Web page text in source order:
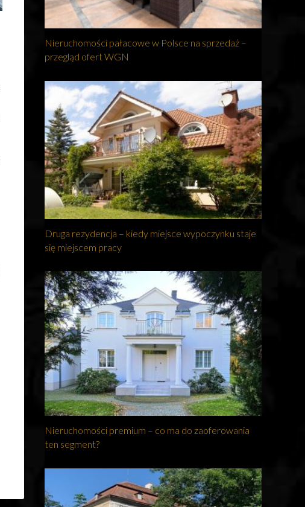
Nieruchomości pałacowe w Polsce na sprzedaż –
przegląd ofert WGN
Druga rezydencja – kiedy miejsce wypoczynku staje
się miejscem pracy
Nieruchomości premium – co ma do zaoferowania
ten segment?